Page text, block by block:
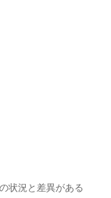
状況と差異がある